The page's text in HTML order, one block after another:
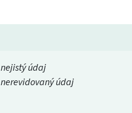
nejistý údaj
nerevidovaný údaj